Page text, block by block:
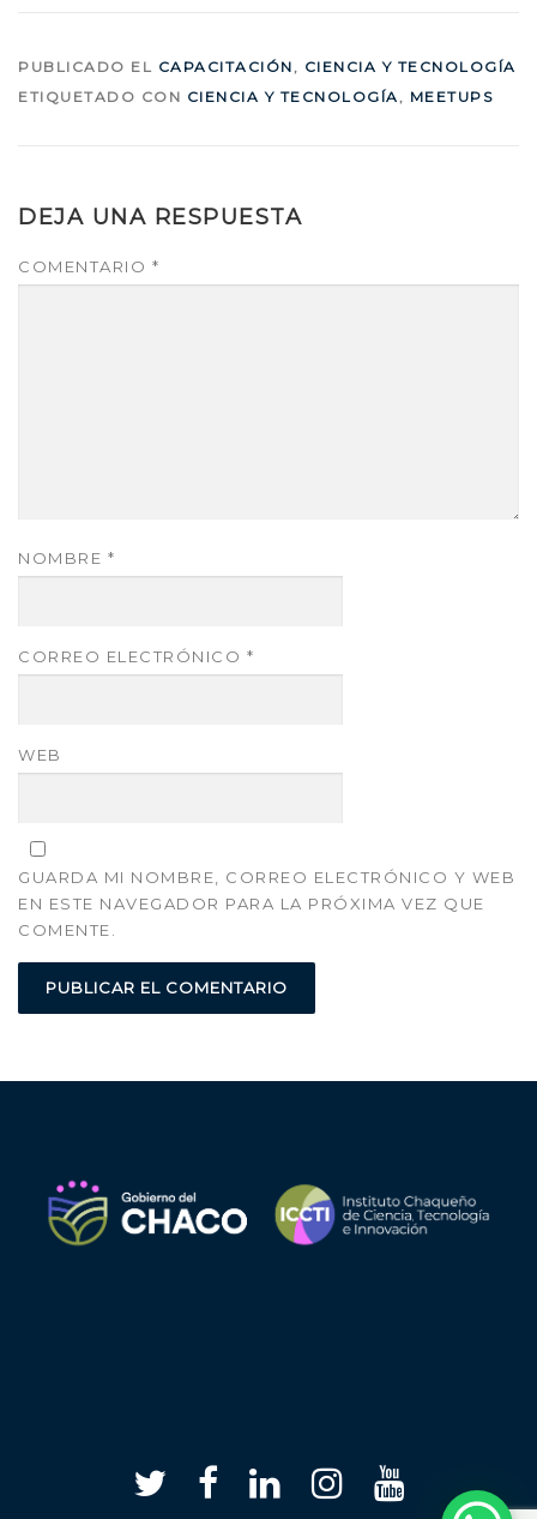
PUBLICADO EL CAPACITACIÓN, CIENCIA Y TECNOLOGÍA
ETIQUETADO CON CIENCIA Y TECNOLOGÍA, MEETUPS
DEJA UNA RESPUESTA
COMENTARIO *
NOMBRE *
CORREO ELECTRÓNICO *
WEB
GUARDA MI NOMBRE, CORREO ELECTRÓNICO Y WEB
EN ESTE NAVEGADOR PARA LA PRÓXIMA VEZ QUE
COMENTE.